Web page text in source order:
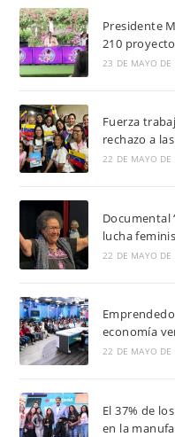
Presidente
210
23 DE MAYO
Fuerza
rechazo a
22 DE MAYO
Documental
lucha
22 DE MAYO
economía
22 DE MAYO
El 37% de
en la